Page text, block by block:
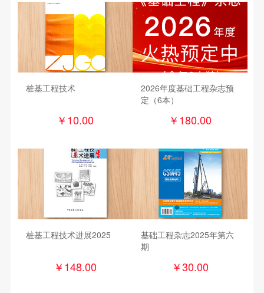
桩基工程技术
￥10.00
2026年度基础工程杂志预
定（6本）
￥180.00
桩基工程技术进展2025
￥148.00
基础工程杂志2025年第六
期
￥30.00